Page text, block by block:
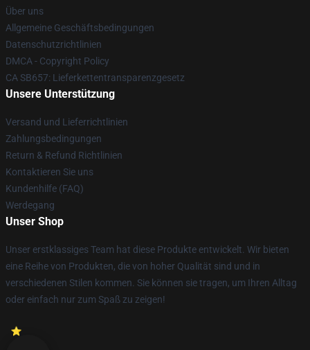
Über uns
Allgemeine Geschäftsbedingungen
Datenschutzrichtlinien
DMCA - Copyright Policy
CA SB657: Lieferkettentransparenzgesetz
Unsere Unterstützung
Versand und Lieferrichtlinien
Zahlungsbedingungen
Return & Refund Richtlinien
Kontaktieren Sie uns
Kundenhilfe (FAQ)
Werdegang
Unser Shop
Unser erstklassiges Team hat diese Produkte entwickelt. Wir bieten
eine Reihe von Produkten, die von hoher Qualität sind und in
verschiedenen Stilen kommen. Sie können sie tragen, um Ihren Alltag
oder einfach nur zum Spaß zu zeigen!